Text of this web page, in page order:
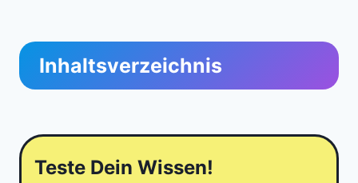
Inhaltsverzeichnis
Teste Dein Wissen!